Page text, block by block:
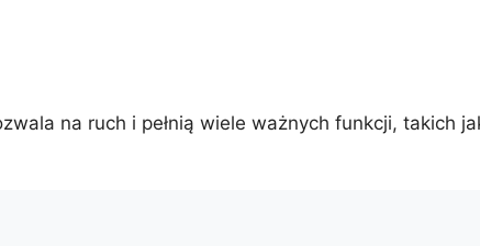
na ruch i pełnią wiele ważnych funkcji, takich